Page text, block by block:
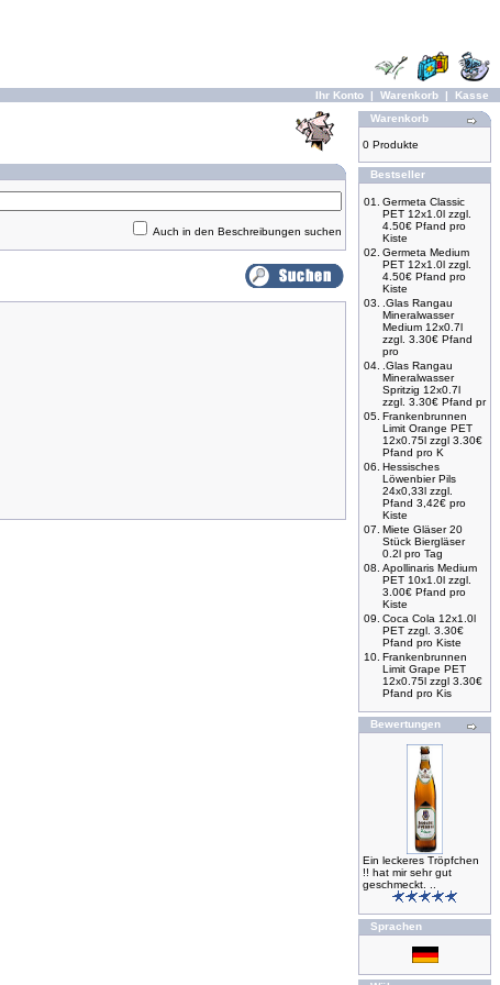
Ihr Konto | Warenkorb | Kasse
Auch in den Beschreibungen suchen
Warenkorb
0 Produkte
Bestseller
01.
Germeta Classic
PET 12x1.0l zzgl.
4.50€ Pfand pro
Kiste
02. Germeta Medium
PET 12x1.0l zzgl.
4.50€ Pfand pro
Kiste
03.
.Glas Rangau
Mineralwasser
Medium 12x0.7l
zzgl. 3.30€ Pfand
pro
04.
.Glas Rangau
Mineralwasser
Spritzig 12x0.7l
zzgl. 3.30€ Pfand pr
05. Frankenbrunnen
Limit Orange PET
12x0.75l zzgl 3.30€
Pfand pro K
06. Hessisches
Löwenbier Pils
24x0,33l zzgl.
Pfand 3,42€ pro
Kiste
07. Miete Gläser 20
Stück Biergläser
0.2l pro Tag
08. Apollinaris Medium
PET 10x1.0l zzgl.
3.00€ Pfand pro
Kiste
09. Coca Cola 12x1.0l
PET zzgl. 3.30€
Pfand pro Kiste
10. Frankenbrunnen
Limit Grape PET
12x0.75l zzgl 3.30€
Pfand pro Kis
Bewertungen
Ein leckeres Tröpfchen
!! hat mir sehr gut
geschmeckt. ..
Sprachen